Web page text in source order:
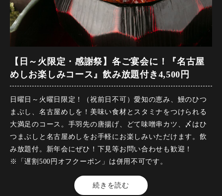
お客様・コース金額6,000円）
※予約のキャンセルは必ず一週間前までにご連絡お願い致し
ます。
【冷菜】 名古屋台湾ミンチのピリ辛豆富サラダ
【名物】どて味噌串かつ
【名物】特大エビフライ～自家製コーチン玉子タルタル～
【焼物】知多豚の炭火焼～ねぎおろしポン酢～
【温菜】国産牛すじ入り八丁味噌おでん3種盛り合わせ
【名物】 メガ盛り 手羽先の唐揚げ～1人2本～
【食事】炭焼き鰻のひつまぶし～薬味とおだしと共に～
※お席の時間は120分となります
【日～火限定・感謝祭】各ご宴会に！『名古屋
めしお楽しみコース』飲み放題付き4,500円
日曜日～火曜日限定！（祝前日不可）愛知の恵み、鰻のひつ
まぶし、名古屋めしを！美味い食材とスタミナをつけられる
大満足のコース。手羽先の唐揚げ、どて味噌串カツ、〆はひ
つまぶしと名古屋めしをお手軽にお楽しみいただけます。飲
み放題付。新年会にぜひ！下見等お問い合わせも歓迎！
※「遅割500円オフクーポン」は併用不可です。
続きを読む
【料金】4500円（税込）